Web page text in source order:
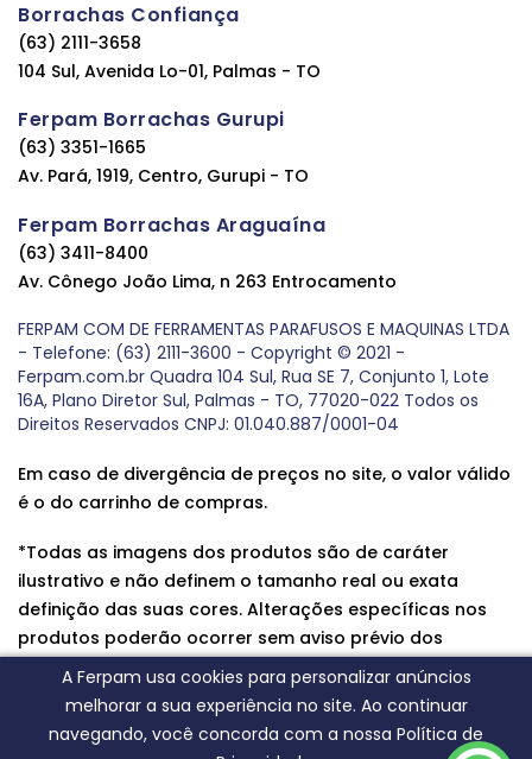
A Ferpam usa cookies para personalizar anúncios
melhorar a sua experiência no site. Ao continuar
navegando, você concorda com a nossa Política de
Borrachas Confiança
(63) 2111-3658
104 Sul, Avenida Lo-01, Palmas - TO
Ferpam Borrachas Gurupi
(63) 3351-1665
Av. Pará, 1919, Centro, Gurupi - TO
Ferpam Borrachas Araguaína
(63) 3411-8400
Av. Cônego João Lima, n 263 Entrocamento
FERPAM COM DE FERRAMENTAS PARAFUSOS E MAQUINAS LTDA
- Telefone: (63) 2111-3600 - Copyright © 2021 -
Ferpam.com.br Quadra 104 Sul, Rua SE 7, Conjunto 1, Lote
16A, Plano Diretor Sul, Palmas - TO, 77020-022 Todos os
Direitos Reservados CNPJ: 01.040.887/0001-04
Em caso de divergência de preços no site, o valor válido
é o do carrinho de compras.
*Todas as imagens dos produtos são de caráter
ilustrativo e não definem o tamanho real ou exata
definição das suas cores. Alterações específicas nos
produtos poderão ocorrer sem aviso prévio dos
fornecedores, qualquer dúvida sobre nossos produtos
entre em contato conosco.